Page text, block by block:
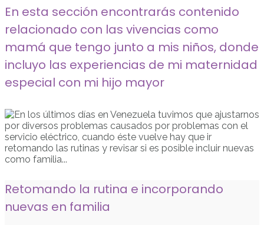
En esta sección encontrarás contenido
relacionado con las vivencias como
mamá que tengo junto a mis niños, donde
incluyo las experiencias de mi maternidad
especial con mi hijo mayor
Retomando la rutina e incorporando
nuevas en familia